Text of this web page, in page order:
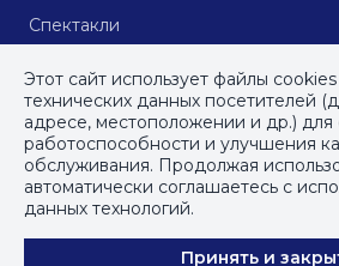
Спектакли
© СПб ГБУДПО«Институт
ПОЛИТИКА КОНФИДЕНЦИАЛЬНОСТИ
Этот сайт использует файлы
технических данных посетителей
адресе, местоположении и др.)
работоспособности и улучшения
обслуживания. Продолжая
автоматически соглашаетесь с
данных технологий.
Принять и